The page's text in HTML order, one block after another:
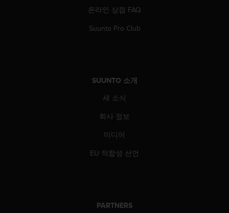
온라인 상점 FAQ
Suunto Pro Club
SUUNTO 소개
새 소식
회사 정보
미디어
EU 적합성 선언
PARTNERS